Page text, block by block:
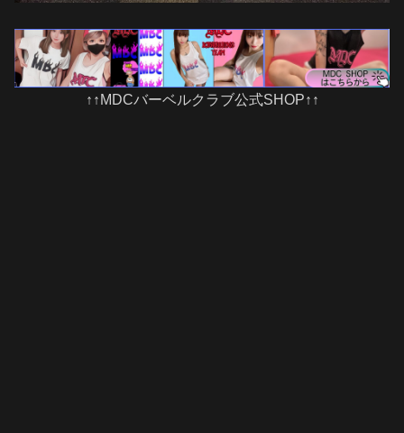
↑↑MDCバーベルクラブ公式SHOP↑↑